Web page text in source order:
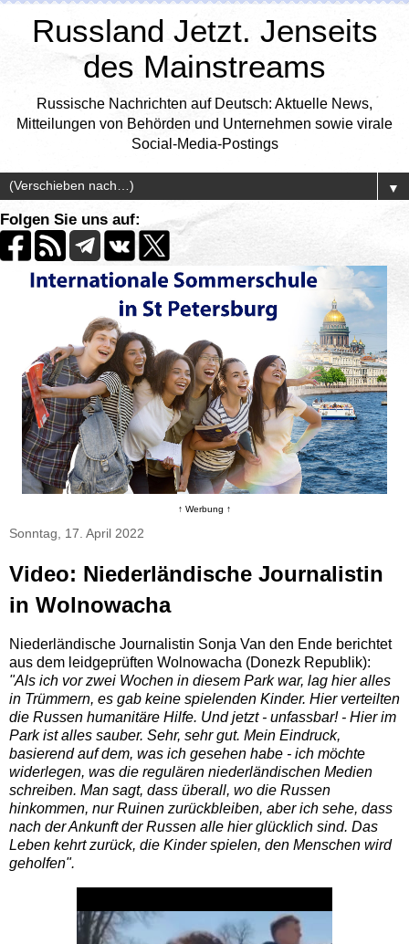
Russland Jetzt. Jenseits
des Mainstreams
Russische Nachrichten auf Deutsch: Aktuelle News,
Mitteilungen von Behörden und Unternehmen sowie virale
Social-Media-Postings
▼
Folgen Sie uns auf:
↑ Werbung ↑
Sonntag, 17. April 2022
Video: Niederländische Journalistin
in Wolnowacha
Niederländische Journalistin Sonja Van den Ende berichtet
aus dem leidgeprüften Wolnowacha (Donezk Republik):
"Als ich vor zwei Wochen in diesem Park war, lag hier alles
in Trümmern, es gab keine spielenden Kinder. Hier verteilten
die Russen humanitäre Hilfe. Und jetzt - unfassbar! - Hier im
Park ist alles sauber. Sehr, sehr gut. Mein Eindruck,
basierend auf dem, was ich gesehen habe - ich möchte
widerlegen, was die regulären niederländischen Medien
schreiben. Man sagt, dass überall, wo die Russen
hinkommen, nur Ruinen zurückbleiben, aber ich sehe, dass
nach der Ankunft der Russen alle hier glücklich sind. Das
Leben kehrt zurück, die Kinder spielen, den Menschen wird
geholfen".